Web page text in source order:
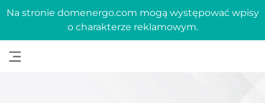
Na stronie domenergo.com mogą występować wpisy
o charakterze reklamowym.